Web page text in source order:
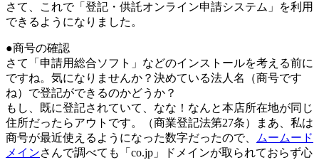
さて、これで「登記・供託オンライン申請システム」を利用
できるようになりました。
●商号の確認
さて「申請用総合ソフト」などのインストールを考える前に
ですね。気になりませんか？決めている法人名（商号です
ね）で登記ができるのかどうか？
もし、既に登記されていて、なな！なんと本店所在地が同じ
住所だったらアウトです。（商業登記法第27条）まあ、私は
商号が最近使えるようになった数字だったので、
ムームード
メインさんで調べても「co.jp」ドメインが取られておらず心